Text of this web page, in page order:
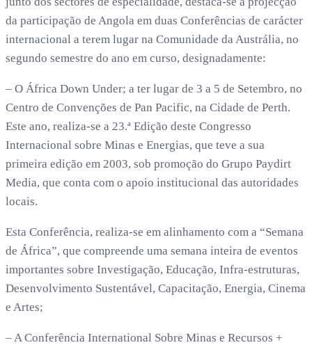
da participação de Angola em duas Conferências de carácter
internacional a terem lugar na Comunidade da Austrália, no
segundo semestre do ano em curso, designadamente:
– O África Down Under; a ter lugar de 3 a 5 de Setembro, no
Centro de Convenções de Pan Pacific, na Cidade de Perth.
Este ano, realiza-se a 23.ª Edição deste Congresso
Internacional sobre Minas e Energias, que teve a sua
primeira edição em 2003, sob promoção do Grupo Paydirt
Media, que conta com o apoio institucional das autoridades
locais.
Esta Conferência, realiza-se em alinhamento com a “Semana
de África”, que compreende uma semana inteira de eventos
importantes sobre Investigação, Educação, Infra-estruturas,
Desenvolvimento Sustentável, Capacitação, Energia, Cinema
e Artes;
– A Conferência International Sobre Minas e Recursos +